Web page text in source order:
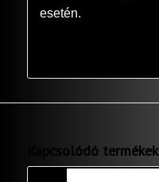
esetén.
Kapcsolódó termékek